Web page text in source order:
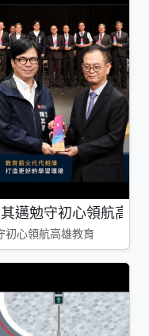
邁勉守初心領航高雄
心領航高雄教育